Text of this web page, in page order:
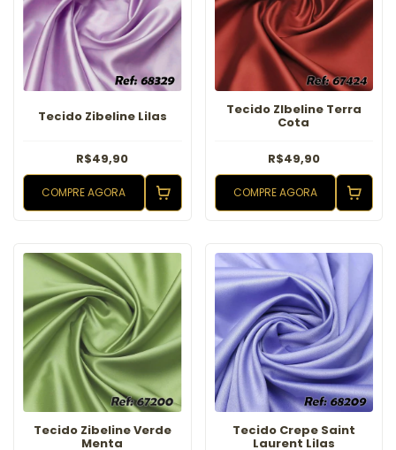
Tecido Zibeline Lilas
R$49,90
COMPRE AGORA
Tecido ZIbeline Terra
Cota
R$49,90
COMPRE AGORA
Tecido Zibeline Verde
Menta
Tecido Crepe Saint
Laurent Lilas